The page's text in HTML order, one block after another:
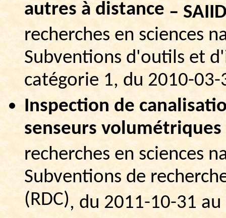
autres à distance –
recherches en sciences
Subventions d'outils et
catégorie 1, du 2010-
Inspection de
senseurs volumétriques
recherches en sciences
Subventions de
(RDC), du 2011-10-31